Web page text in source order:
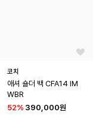
코치
애셔 숄더 백 CFA14 IM
WBR
52% 390,000원